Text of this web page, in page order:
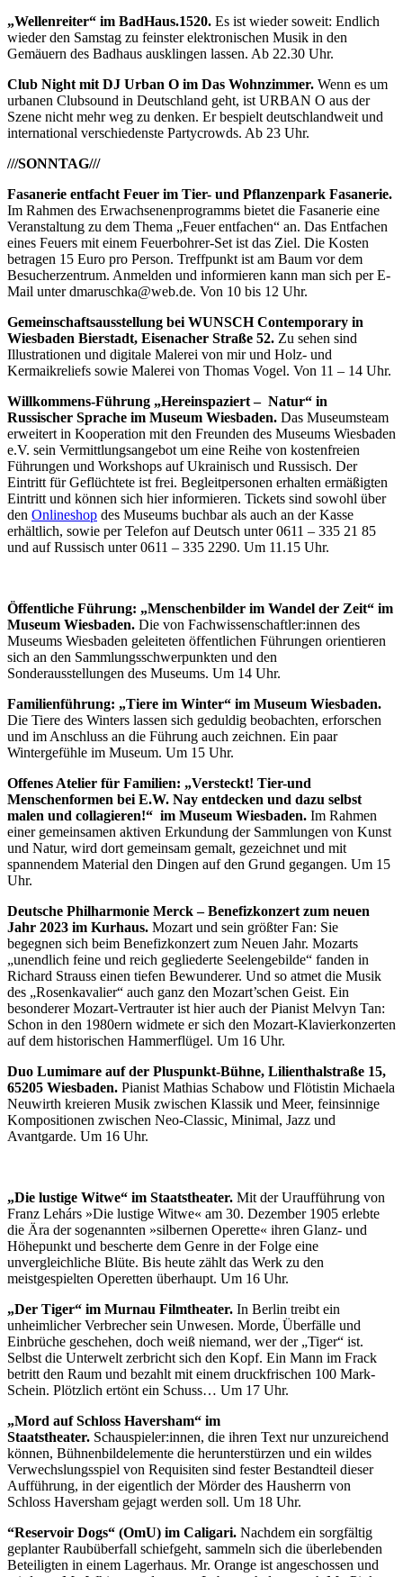
„Wellenreiter“ im BadHaus.1520. Es ist wieder soweit: Endlich
wieder den Samstag zu feinster elektronischen Musik in den
Gemäuern des Badhaus ausklingen lassen. Ab 22.30 Uhr.
Club Night mit DJ Urban O im Das Wohnzimmer. Wenn es um
urbanen Clubsound in Deutschland geht, ist URBAN O aus der
Szene nicht mehr weg zu denken. Er bespielt deutschlandweit und
international verschiedenste Partycrowds. Ab 23 Uhr.
///SONNTAG///
Fasanerie entfacht Feuer im Tier- und Pflanzenpark Fasanerie.
Im Rahmen des Erwachsenenprogramms bietet die Fasanerie eine
Veranstaltung zu dem Thema „Feuer entfachen“ an. Das Entfachen
eines Feuers mit einem Feuerbohrer-Set ist das Ziel. Die Kosten
betragen 15 Euro pro Person. Treffpunkt ist am Baum vor dem
Besucherzentrum. Anmelden und informieren kann man sich per E-
Mail unter dmaruschka@web.de. Von 10 bis 12 Uhr.
Gemeinschaftsausstellung bei WUNSCH Contemporary in
Wiesbaden Bierstadt, Eisenacher Straße 52. Zu sehen sind
Illustrationen und digitale Malerei von mir und Holz- und
Kermaikreliefs sowie Malerei von Thomas Vogel. Von 11 – 14 Uhr.
Willkommens-Führung „Hereinspaziert – Natur“ in
Russischer Sprache im Museum Wiesbaden. Das Museumsteam
erweitert in Kooperation mit den Freunden des Museums Wiesbaden
e.V. sein Vermittlungsangebot um eine Reihe von kostenfreien
Führungen und Workshops auf Ukrainisch und Russisch. Der
Eintritt für Geflüchtete ist frei. Begleitpersonen erhalten ermäßigten
Eintritt und können sich hier informieren. Tickets sind sowohl über
den Onlineshop des Museums buchbar als auch an der Kasse
erhältlich, sowie per Telefon auf Deutsch unter 0611 – 335 21 85
und auf Russisch unter 0611 – 335 2290. Um 11.15 Uhr.
Öffentliche Führung: „Menschenbilder im Wandel der Zeit“ im
Museum Wiesbaden. Die von Fachwissenschaftler:innen des
Museums Wiesbaden geleiteten öffentlichen Führungen orientieren
sich an den Sammlungsschwerpunkten und den
Sonderausstellungen des Museums. Um 14 Uhr.
Familienführung: „Tiere im Winter“ im Museum Wiesbaden.
Die Tiere des Winters lassen sich geduldig beobachten, erforschen
und im Anschluss an die Führung auch zeichnen. Ein paar
Wintergefühle im Museum. Um 15 Uhr.
Offenes Atelier für Familien: „Versteckt! Tier-und
Menschenformen bei E.W. Nay entdecken und dazu selbst
malen und collagieren!“ im Museum Wiesbaden. Im Rahmen
einer gemeinsamen aktiven Erkundung der Sammlungen von Kunst
und Natur, wird dort gemeinsam gemalt, gezeichnet und mit
spannendem Material den Dingen auf den Grund gegangen. Um 15
Uhr.
Deutsche Philharmonie Merck – Benefizkonzert zum neuen
Jahr 2023 im Kurhaus. Mozart und sein größter Fan: Sie
begegnen sich beim Benefizkonzert zum Neuen Jahr. Mozarts
„unendlich feine und reich gegliederte Seelengebilde“ fanden in
Richard Strauss einen tiefen Bewunderer. Und so atmet die Musik
des „Rosenkavalier“ auch ganz den Mozart’schen Geist. Ein
besonderer Mozart-Vertrauter ist hier auch der Pianist Melvyn Tan:
Schon in den 1980ern widmete er sich den Mozart-Klavierkonzerten
auf dem historischen Hammerflügel. Um 16 Uhr.
Duo Lumimare auf der Pluspunkt-Bühne, Lilienthalstraße 15,
65205 Wiesbaden. Pianist Mathias Schabow und Flötistin Michaela
Neuwirth kreieren Musik zwischen Klassik und Meer, feinsinnige
Kompositionen zwischen Neo-Classic, Minimal, Jazz und
Avantgarde. Um 16 Uhr.
„Die lustige Witwe“ im Staatstheater. Mit der Uraufführung von
Franz Lehárs »Die lustige Witwe« am 30. Dezember 1905 erlebte
die Ära der sogenannten »silbernen Operette« ihren Glanz- und
Höhepunkt und bescherte dem Genre in der Folge eine
unvergleichliche Blüte. Bis heute zählt das Werk zu den
meistgespielten Operetten überhaupt. Um 16 Uhr.
„Der Tiger“ im Murnau Filmtheater. In Berlin treibt ein
unheimlicher Verbrecher sein Unwesen. Morde, Überfälle und
Einbrüche geschehen, doch weiß niemand, wer der „Tiger“ ist.
Selbst die Unterwelt zerbricht sich den Kopf. Ein Mann im Frack
betritt den Raum und bezahlt mit einem druckfrischen 100 Mark-
Schein. Plötzlich ertönt ein Schuss… Um 17 Uhr.
„Mord auf Schloss Haversham“ im
Staatstheater. Schauspieler:innen, die ihren Text nur unzureichend
können, Bühnenbildelemente die herunterstürzen und ein wildes
Verwechslungsspiel von Requisiten sind fester Bestandteil dieser
Aufführung, in der eigentlich der Mörder des Hausherrn von
Schloss Haversham gejagt werden soll. Um 18 Uhr.
“Reservoir Dogs“ (OmU) im Caligari. Nachdem ein sorgfältig
geplanter Raubüberfall schiefgeht, sammeln sich die überlebenden
Beteiligten in einem Lagerhaus. Mr. Orange ist angeschossen und